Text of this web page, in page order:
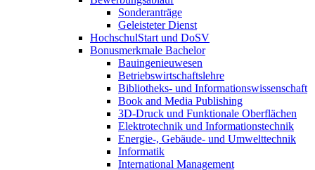
Sonderanträge
Geleisteter Dienst
HochschulStart und DoSV
Bonusmerkmale Bachelor
Bauingenieuwesen
Betriebswirtschaftslehre
Bibliotheks- und Informationswissenschaft
Book and Media Publishing
3D-Druck und Funktionale Oberflächen
Elektrotechnik und Informationstechnik
Energie-, Gebäude- und Umwelttechnik
Informatik
International Management